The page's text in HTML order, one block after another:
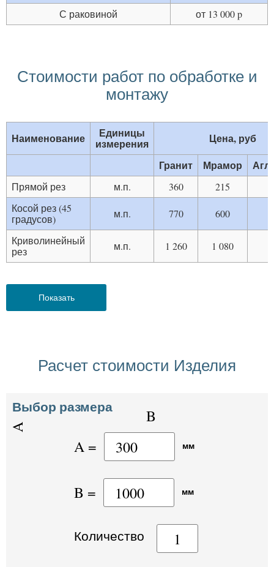
С раковиной
от 13 000 p
Стоимости работ по обработке и
монтажу
Наименование Единицы
измерения
Цена, руб
Гранит
Мрамор
Прямой рез м.п. 360 215
Косой рез (45
градусов)
м.п. 770 600
Криволинейный
рез
м.п. 1 260 1 080
Показать
Расчет стоимости Изделия
Выбор размера
A = мм
B = мм
Количество